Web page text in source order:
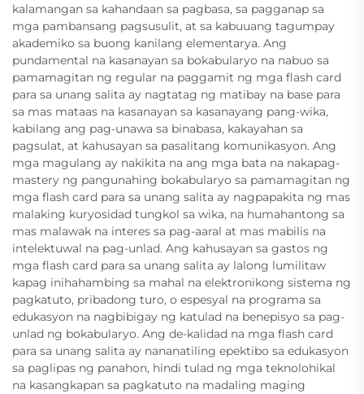
kalamangan sa kahandaan sa pagbasa, sa pagganap sa
mga pambansang pagsusulit, at sa kabuuang tagumpay
akademiko sa buong kanilang elementarya. Ang
pundamental na kasanayan sa bokabularyo na nabuo sa
pamamagitan ng regular na paggamit ng mga flash card
para sa unang salita ay nagtatag ng matibay na base para
sa mas mataas na kasanayan sa kasanayang pang-wika,
kabilang ang pag-unawa sa binabasa, kakayahan sa
pagsulat, at kahusayan sa pasalitang komunikasyon. Ang
mga magulang ay nakikita na ang mga bata na nakapag-
mastery ng pangunahing bokabularyo sa pamamagitan ng
mga flash card para sa unang salita ay nagpapakita ng mas
malaking kuryosidad tungkol sa wika, na humahantong sa
mas malawak na interes sa pag-aaral at mas mabilis na
intelektuwal na pag-unlad. Ang kahusayan sa gastos ng
mga flash card para sa unang salita ay lalong lumilitaw
kapag inihahambing sa mahal na elektronikong sistema ng
pagkatuto, pribadong turo, o espesyal na programa sa
edukasyon na nagbibigay ng katulad na benepisyo sa pag-
unlad ng bokabularyo. Ang de-kalidad na mga flash card
para sa unang salita ay nananatiling epektibo sa edukasyon
sa paglipas ng panahon, hindi tulad ng mga teknolohikal
na kasangkapan sa pagkatuto na madaling maging